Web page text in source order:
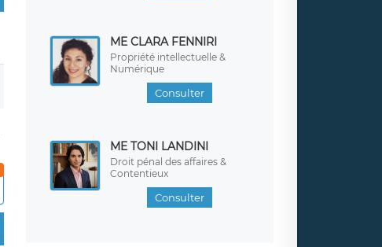
ME CLARA FENNIRI
Propriété intellectuelle &
Numérique
Consulter
ME TONI LANDINI
Droit pénal des affaires &
Contentieux
Consulter